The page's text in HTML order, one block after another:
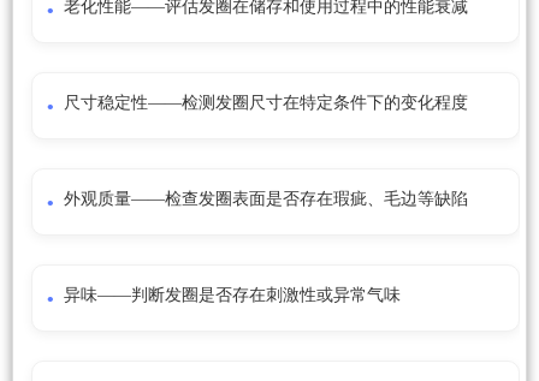
老化性能——评估发圈在储存和使用过程中的性能衰减
尺寸稳定性——检测发圈尺寸在特定条件下的变化程度
外观质量——检查发圈表面是否存在瑕疵、毛边等缺陷
异味——判断发圈是否存在刺激性或异常气味